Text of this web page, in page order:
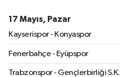
17 Mayıs, Pazar
Kayserispor - Konyaspor
Fenerbahçe - Eyüpspor
Trabzonspor - Gençlerbirliği S.K.